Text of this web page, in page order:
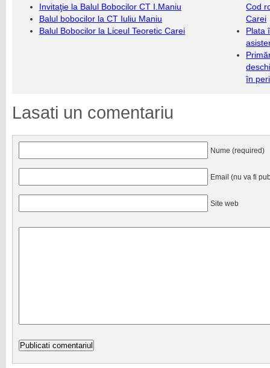
Invitaţie la Balul Bobocilor CT I.Maniu
Balul bobocilor la CT Iuliu Maniu
Balul Bobocilor la Liceul Teoretic Carei
Cod
Carei
Plata
în
Lasati un comentariu
Nume (required)
Email (nu va fi
Site web